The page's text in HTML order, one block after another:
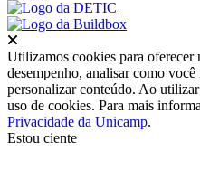
Utilizamos cookies para
desempenho, analisar como você
personalizar conteúdo. Ao
uso de cookies. Para mais
Privacidade da Unicamp.
Estou ciente